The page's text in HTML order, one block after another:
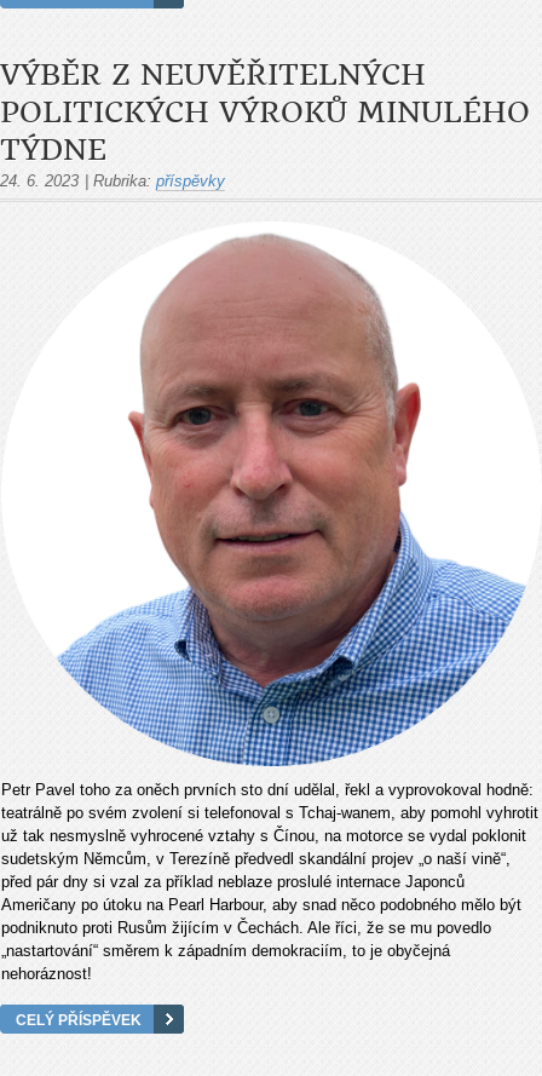
VÝBĚR Z NEUVĚŘITELNÝCH
POLITICKÝCH VÝROKŮ MINULÉHO
TÝDNE
24. 6. 2023 | Rubrika: příspěvky
Petr Pavel toho za oněch prvních sto dní udělal, řekl a vyprovokoval hodně:
teatrálně po svém zvolení si telefonoval s Tchaj-wanem, aby pomohl vyhrotit
už tak nesmyslně vyhrocené vztahy s Čínou, na motorce se vydal poklonit
sudetským Němcům, v Terezíně předvedl skandální projev „o naší vině“,
před pár dny si vzal za příklad neblaze proslulé internace Japonců
Američany po útoku na Pearl Harbour, aby snad něco podobného mělo být
podniknuto proti Rusům žijícím v Čechách. Ale říci, že se mu povedlo
„nastartování“ směrem k západním demokraciím, to je obyčejná
nehoráznost!
CELÝ PŘÍSPĚVEK